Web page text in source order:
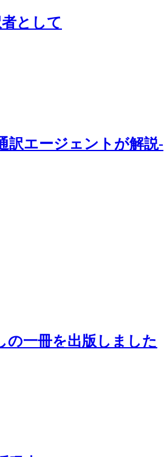
として
訳エージェントが解説-
一冊を出版しました